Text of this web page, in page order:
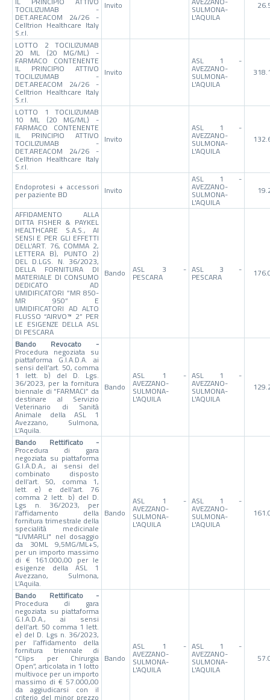
TOCILIZUMAB -
DET.AREACOM 24/26 -
Celltrion Healthcare Italy
S.r.l.
Invito SULMONA-
L'AQUILA
LOTTO 2 TOCILIZUMAB
20 ML (20 MG/ML) -
FARMACO CONTENENTE
IL PRINCIPIO ATTIVO
TOCILIZUMAB -
DET.AREACOM 24/26 -
Celltrion Healthcare Italy
S.r.l.
Invito
ASL 1 -
AVEZZANO-
SULMONA-
L'AQUILA
LOTTO 1 TOCILIZUMAB
10 ML (20 MG/ML) -
FARMACO CONTENENTE
IL PRINCIPIO ATTIVO
TOCILIZUMAB -
DET.AREACOM 24/26 -
Celltrion Healthcare Italy
S.r.l.
Invito
ASL 1 -
AVEZZANO-
SULMONA-
L'AQUILA
Endoprotesi + accessori
per paziente BD Invito
ASL 1 -
AVEZZANO-
SULMONA-
L'AQUILA
AFFIDAMENTO ALLA
DITTA FISHER & PAYKEL
HEALTHCARE S.A.S., AI
SENSI E PER GLI EFFETTI
DELL’ART. 76, COMMA 2,
LETTERA B), PUNTO 2)
DEL D.LGS. N. 36/2023,
DELLA FORNITURA DI
MATERIALE DI CONSUMO
DEDICATO AD
UMIDIFICATORI ”MR 850-
MR 950” E
UMIDIFICATORI AD ALTO
FLUSSO “AIRVO™ 2” PER
LE ESIGENZE DELLA ASL
DI PESCARA
Bando ASL 3 -
PESCARA
ASL 3 -
PESCARA
Bando Revocato -
Procedura negoziata su
piattaforma G.I.A.D.A. ai
sensi dell’art. 50, comma
1 lett. b) del D. Lgs.
36/2023, per la fornitura
biennale di “FARMACI” da
destinare al Servizio
Veterinario di Sanità
Animale della ASL 1
Avezzano, Sulmona,
L’Aquila.
Bando
ASL 1 -
AVEZZANO-
SULMONA-
L'AQUILA
ASL 1 -
AVEZZANO-
SULMONA-
L'AQUILA
Bando Rettificato -
Procedura di gara
negoziata su piattaforma
G.I.A.D.A., ai sensi del
combinato disposto
dell’art. 50, comma 1,
lett. e) e dell'art. 76
comma 2 lett. b) del D.
Lgs n. 36/2023, per
l’affidamento della
fornitura trimestrale della
specialità medicinale
"LIVMARLI" nel dosaggio
da 30ML 9,5MG/ML+S,
per un importo massimo
di € 161.000,00 per le
esigenze della ASL 1
Avezzano, Sulmona,
L’Aquila.
Bando
ASL 1 -
AVEZZANO-
SULMONA-
L'AQUILA
ASL 1 -
AVEZZANO-
SULMONA-
L'AQUILA
Bando Rettificato -
Procedura di gara
negoziata su piattaforma
G.I.A.D.A., ai sensi
dell’art. 50 comma 1 lett.
e) del D. Lgs n. 36/2023,
per l’affidamento della
fornitura triennale di
“Clips per Chirurgia
Open”, articolata in 1 lotto
multivoce per un importo
massimo di € 57.000,00
da aggiudicarsi con il
criterio del minor prezzo
Bando
ASL 1 -
AVEZZANO-
SULMONA-
L'AQUILA
ASL 1 -
AVEZZANO-
SULMONA-
L'AQUILA